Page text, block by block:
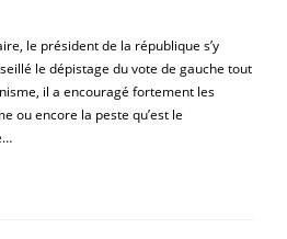
le président de la république s’y
le dépistage du vote de gauche tout
il a encouragé fortement les
ou encore la peste qu’est le